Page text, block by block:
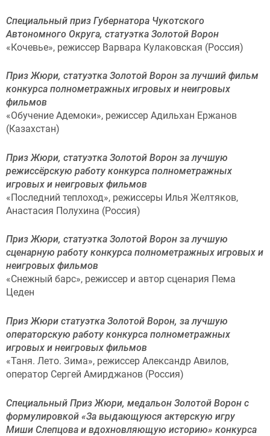
Специальный приз Губернатора Чукотского
Автономного Округа, статуэтка Золотой Ворон
«Кочевье», режиссер Варвара Кулаковская (Россия)
Приз Жюри, статуэтка Золотой Ворон за лучший фильм
конкурса полнометражных игровых и неигровых
фильмов
«Обучение Адемоки», режиссер Адильхан Ержанов
(Казахстан)
Приз Жюри, статуэтка Золотой Ворон за лучшую
режиссёрскую работу конкурса полнометражных
игровых и неигровых фильмов
«Последний теплоход», режиссеры Илья Желтяков,
Анастасия Полухина (Россия)
Приз Жюри, статуэтка Золотой Ворон за лучшую
сценарную работу конкурса полнометражных игровых и
неигровых фильмов
«Снежный барс», режиссер и автор сценария Пема
Цеден
Приз Жюри статуэтка Золотой Ворон, за лучшую
операторскую работу конкурса полнометражных
игровых и неигровых фильмов
«Таня. Лето. Зима», режиссер Александр Авилов,
оператор Сергей Амирджанов (Россия)
Специальный Приз Жюри, медальон Золотой Ворон с
формулировкой «За выдающуюся актерскую игру
Миши Слепцова и вдохновляющую историю» конкурса